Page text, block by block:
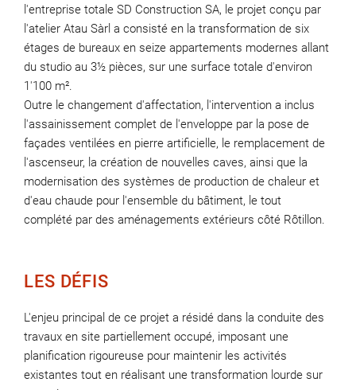
l'entreprise totale SD Construction SA, le projet conçu par
l'atelier Atau Sàrl a consisté en la transformation de six
étages de bureaux en seize appartements modernes allant
du studio au 3½ pièces, sur une surface totale d'environ
1'100 m².
Outre le changement d'affectation, l'intervention a inclus
l'assainissement complet de l'enveloppe par la pose de
façades ventilées en pierre artificielle, le remplacement de
l'ascenseur, la création de nouvelles caves, ainsi que la
modernisation des systèmes de production de chaleur et
d'eau chaude pour l'ensemble du bâtiment, le tout
complété par des aménagements extérieurs côté Rôtillon.
LES DÉFIS
L'enjeu principal de ce projet a résidé dans la conduite des
travaux en site partiellement occupé, imposant une
planification rigoureuse pour maintenir les activités
existantes tout en réalisant une transformation lourde sur